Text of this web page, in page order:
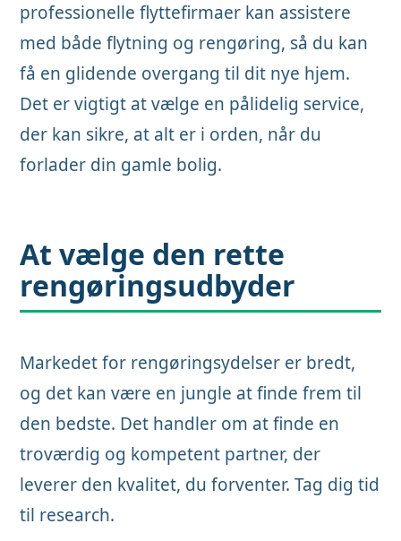
professionelle flyttefirmaer kan assistere
med både flytning og rengøring, så du kan
få en glidende overgang til dit nye hjem.
Det er vigtigt at vælge en pålidelig service,
der kan sikre, at alt er i orden, når du
forlader din gamle bolig.
At vælge den rette
rengøringsudbyder
Markedet for rengøringsydelser er bredt,
og det kan være en jungle at finde frem til
den bedste. Det handler om at finde en
troværdig og kompetent partner, der
leverer den kvalitet, du forventer. Tag dig tid
til research.